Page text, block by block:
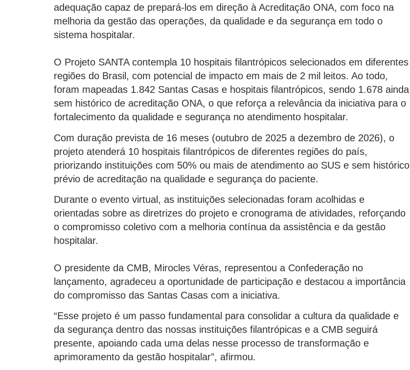
adequação capaz de prepará-los em direção à Acreditação ONA, com foco na
melhoria da gestão das operações, da qualidade e da segurança em todo o
sistema hospitalar.
O Projeto SANTA contempla 10 hospitais filantrópicos selecionados em diferentes
regiões do Brasil, com potencial de impacto em mais de 2 mil leitos. Ao todo,
foram mapeadas 1.842 Santas Casas e hospitais filantrópicos, sendo 1.678 ainda
sem histórico de acreditação ONA, o que reforça a relevância da iniciativa para o
fortalecimento da qualidade e segurança no atendimento hospitalar.
Com duração prevista de 16 meses (outubro de 2025 a dezembro de 2026), o
projeto atenderá 10 hospitais filantrópicos de diferentes regiões do país,
priorizando instituições com 50% ou mais de atendimento ao SUS e sem histórico
prévio de acreditação na qualidade e segurança do paciente.
Durante o evento virtual, as instituições selecionadas foram acolhidas e
orientadas sobre as diretrizes do projeto e cronograma de atividades, reforçando
o compromisso coletivo com a melhoria contínua da assistência e da gestão
hospitalar.
O presidente da CMB, Mirocles Véras, representou a Confederação no
lançamento, agradeceu a oportunidade de participação e destacou a importância
do compromisso das Santas Casas com a iniciativa.
“Esse projeto é um passo fundamental para consolidar a cultura da qualidade e
da segurança dentro das nossas instituições filantrópicas e a CMB seguirá
presente, apoiando cada uma delas nesse processo de transformação e
aprimoramento da gestão hospitalar”, afirmou.